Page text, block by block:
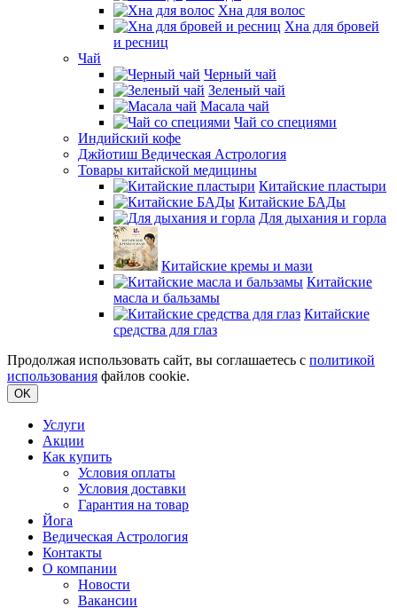
Хна для волос
Хна для бровей
и ресниц
Чай
Черный чай
Зеленый чай
Масала чай
Чай со специями
Индийский кофе
Джйотиш Ведическая Астрология
Товары китайской медицины
Китайские пластыри
Китайские БАДы
Для дыхания и горла
Китайские кремы и мази
Китайские
масла и бальзамы
Китайские
средства для глаз
Продолжая использовать сайт, вы соглашаетесь с политикой
использования файлов cookie.
OK
Услуги
Акции
Как купить
Условия оплаты
Условия доставки
Гарантия на товар
Йога
Ведическая Астрология
Контакты
О компании
Новости
Вакансии